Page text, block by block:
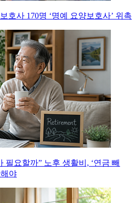
호사 170명 ‘명예 요양보호사’ 위촉
필요할까” 노후 생활비, ‘연금 빼
야